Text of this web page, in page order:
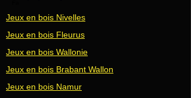
Jeux en bois Nivelles
Jeux en bois Fleurus
Jeux en bois Wallonie
Jeux en bois Brabant Wallon
Jeux en bois Namur